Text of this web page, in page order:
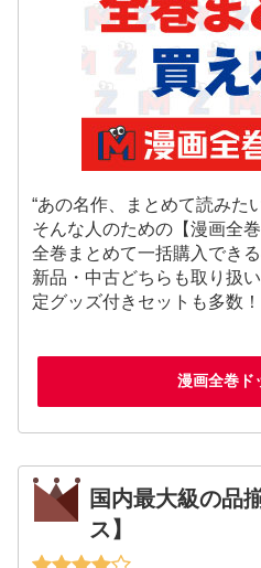
“あの名作、まとめて読みた
そんな人のための【漫画全
全巻まとめて一括購入でき
新品・中古どちらも取り扱
定グッズ付きセットも多数！
漫画全巻ド
国内最大級の品
ス】